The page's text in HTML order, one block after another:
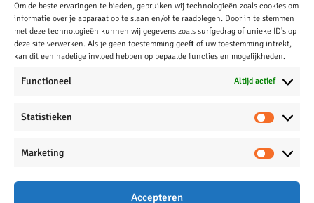
Om de beste ervaringen te bieden, gebruiken wij technologieën zoals cookies om
informatie over je apparaat op te slaan en/of te raadplegen. Door in te stemmen
met deze technologieën kunnen wij gegevens zoals surfgedrag of unieke ID's op
deze site verwerken. Als je geen toestemming geeft of uw toestemming intrekt,
kan dit een nadelige invloed hebben op bepaalde functies en mogelijkheden.
Functioneel Altijd actief
Statistieken
Marketing
Accepteren
Service
FAQ
Algemene voorwaarden
Privacy verklaring
Voorstraat 58
1931 AM Egmond aan Zee